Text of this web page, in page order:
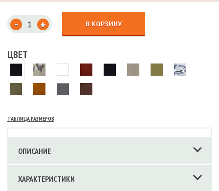
- + В КОРЗИНУ
ЦВЕТ
ТАБЛИЦА РАЗМЕРОВ
ОПИСАНИЕ
ХАРАКТЕРИСТИКИ